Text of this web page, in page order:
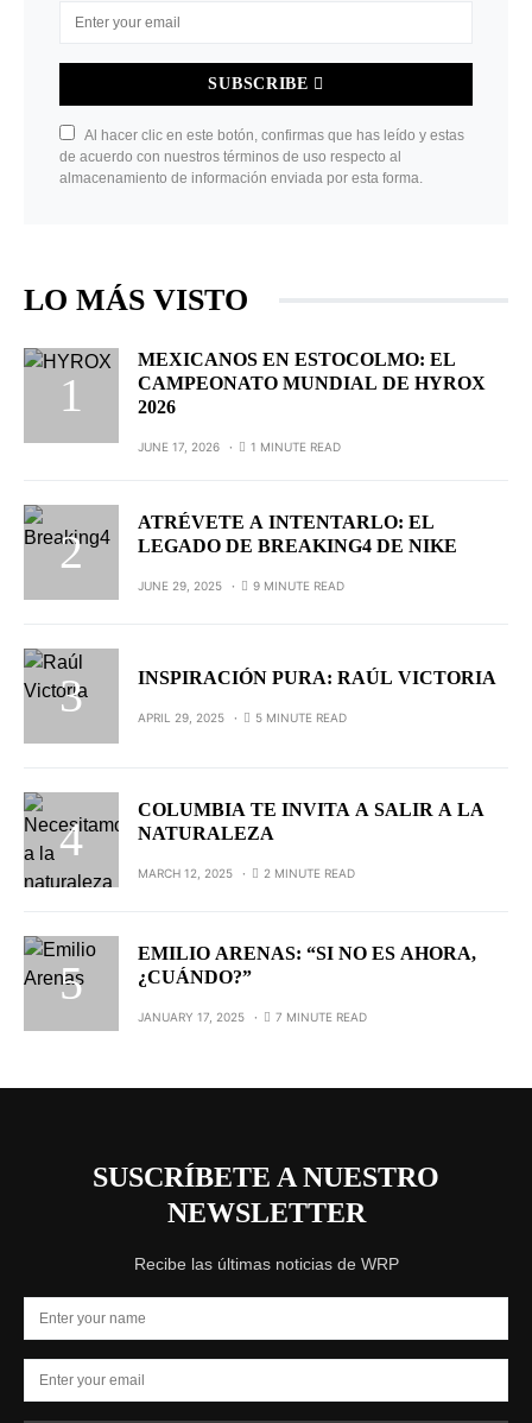
SUBSCRIBE
Al hacer clic en este botón, confirmas que has leído y estas
de acuerdo con nuestros términos de uso respecto al
almacenamiento de información enviada por esta forma.
LO MÁS VISTO
MEXICANOS EN ESTOCOLMO: EL
CAMPEONATO MUNDIAL DE HYROX
2026
JUNE 17, 2026 1 MINUTE READ
ATRÉVETE A INTENTARLO: EL
LEGADO DE BREAKING4 DE NIKE
JUNE 29, 2025 9 MINUTE READ
INSPIRACIÓN PURA: RAÚL VICTORIA
APRIL 29, 2025 5 MINUTE READ
COLUMBIA TE INVITA A SALIR A LA
NATURALEZA
MARCH 12, 2025 2 MINUTE READ
EMILIO ARENAS: “SI NO ES AHORA,
¿CUÁNDO?”
JANUARY 17, 2025 7 MINUTE READ
SUSCRÍBETE A NUESTRO
NEWSLETTER
Recibe las últimas noticias de WRP